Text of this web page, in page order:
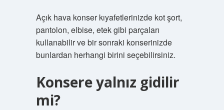
Açık hava konser kıyafetlerinizde kot şort,
pantolon, elbise, etek gibi parçaları
kullanabilir ve bir sonraki konserinizde
bunlardan herhangi birini seçebilirsiniz.
Konsere yalnız gidilir
mi?